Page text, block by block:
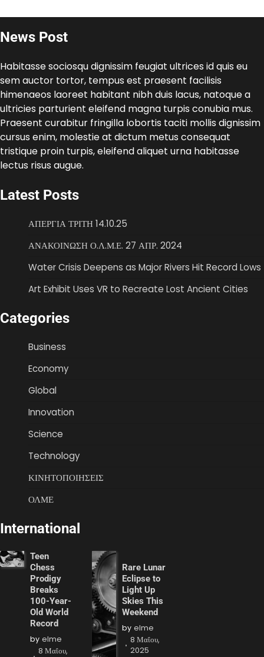
News Post
Habitasse sociosqu dignissim feugiat ultrices id quis eu
sem auctor tortor, tempus est praesent facilisis
himenaeos laoreet habitant nibh duis lacus, natoque a
ultricies parturient eleifend magna turpis conubia mus.
Praesent curabitur fringilla lobortis taciti mollis dignissim
cursus enim, molestie at dictum metus consequat
tristique proin turpis, eleifend aliquet urna habitasse
lectus risus augue.
Latest Posts
ΑΠΕΡΓΙΑ ΤΡΙΤΗ 14.10.25
ΑΝΑΚΟΙΝΩΣΗ Ο.Λ.Μ.Ε. 27 ΑΠΡ. 2024
Water Crisis Deepens as Major Rivers Hit Record Lows
Art Exhibit Uses VR to Recreate Lost Ancient Cities
Categories
Business
Economy
Global
Innovation
Science
Technology
ΚΙΝΗΤΟΠΟΙΗΣΕΙΣ
ΟΛΜΕ
International
Teen
Chess
Prodigy
Breaks
100-Year-
Old World
Record
by elme
8 Μαΐου,
Rare Lunar
Eclipse to
Light Up
Skies This
Weekend
by elme
8 Μαΐου,
2025